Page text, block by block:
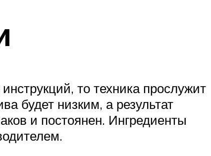
то техника прослужит
будет низким, а результат
и постоянен. Ингредиенты